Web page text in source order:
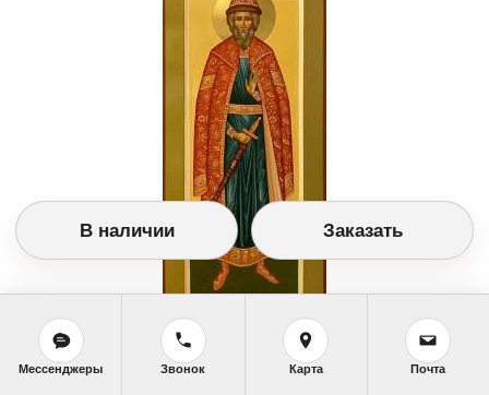
Заказать икону
В наличии Заказать
Мессенджеры Звонок Карта Почта